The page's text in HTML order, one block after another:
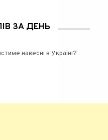
ЗА ДЕНЬ
навесні в Україні?